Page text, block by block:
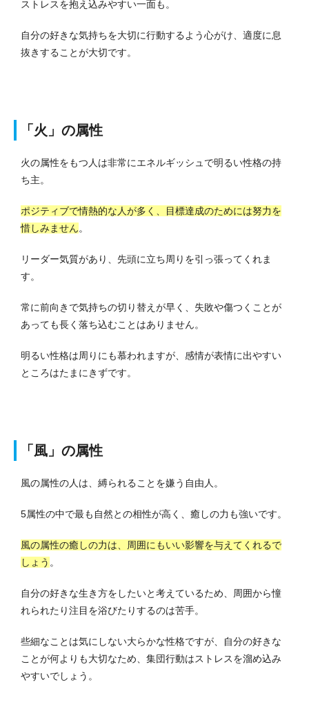
ストレスを抱え込みやすい一面も。
自分の好きな気持ちを大切に行動するよう心がけ、適度に息
抜きすることが大切です。
「火」の属性
火の属性をもつ人は非常にエネルギッシュで明るい性格の持
ち主。
ポジティブで情熱的な人が多く、目標達成のためには努力を
惜しみません。
リーダー気質があり、先頭に立ち周りを引っ張ってくれま
す。
常に前向きで気持ちの切り替えが早く、失敗や傷つくことが
あっても長く落ち込むことはありません。
明るい性格は周りにも慕われますが、感情が表情に出やすい
ところはたまにきずです。
「風」の属性
風の属性の人は、縛られることを嫌う自由人。
5属性の中で最も自然との相性が高く、癒しの力も強いです。
風の属性の癒しの力は、周囲にもいい影響を与えてくれるで
しょう 。
自分の好きな生き方をしたいと考えているため、周囲から憧
れられたり注目を浴びたりするのは苦手。
些細なことは気にしない大らかな性格ですが、自分の好きな
ことが何よりも大切なため、集団行動はストレスを溜め込み
やすいでしょう。